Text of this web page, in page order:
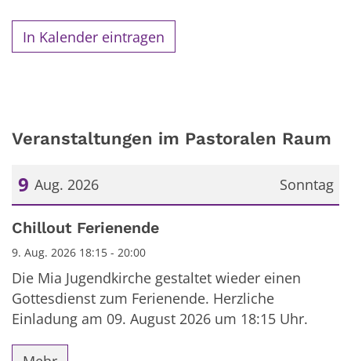
In Kalender eintragen
Veranstaltungen im Pastoralen Raum
Sonntag
9 Aug. 2026
Datum: 9. August 2026
Chillout Ferienende
9. Aug. 2026 18:15 - 20:00
Die Mia Jugendkirche gestaltet wieder einen
Gottesdienst zum Ferienende. Herzliche
Einladung am 09. August 2026 um 18:15 Uhr.